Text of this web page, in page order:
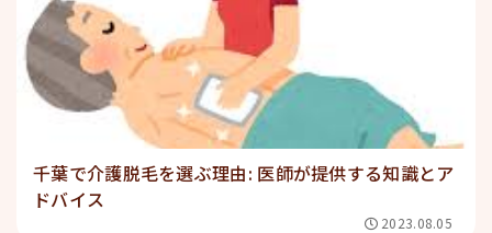
千葉で介護脱毛を選ぶ理由: 医師が提供する知識とア
ドバイス
2023.08.05